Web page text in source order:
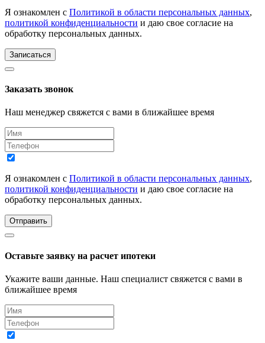
Я ознакомлен с Политикой в области персональных данных,
политикой конфиденциальности и даю свое согласие на
обработку персональных данных.
Записаться
Заказать звонок
Наш менеджер свяжется с вами в ближайшее время
Я ознакомлен с Политикой в области персональных данных,
политикой конфиденциальности и даю свое согласие на
обработку персональных данных.
Отправить
Оставьте заявку на расчет ипотеки
Укажите ваши данные. Наш специалист свяжется с вами в
ближайшее время